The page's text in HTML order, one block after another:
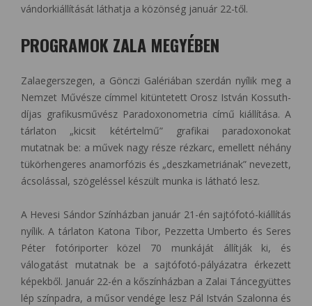
vándorkiállítását láthatja a közönség január 22-től.
PROGRAMOK ZALA MEGYÉBEN
Zalaegerszegen, a Gönczi Galériában szerdán nyílik meg a
Nemzet Művésze címmel kitüntetett Orosz István Kossuth-
díjas grafikusművész Paradoxonometria című kiállítása. A
tárlaton „kicsit kétértelmű” grafikai paradoxonokat
mutatnak be: a művek nagy része rézkarc, emellett néhány
tükörhengeres anamorfózis és „deszkametriának” nevezett,
ácsolással, szögeléssel készült munka is látható lesz.
A Hevesi Sándor Színházban január 21-én sajtófotó-kiállítás
nyílik. A tárlaton Katona Tibor, Pezzetta Umberto és Seres
Péter fotóriporter közel 70 munkáját állítják ki, és
válogatást mutatnak be a sajtófotó-pályázatra érkezett
képekből. Január 22-én a kőszínházban a Zalai Táncegyüttes
lép színpadra, a műsor vendége lesz Pál István Szalonna és